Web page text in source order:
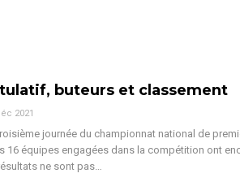
buteurs et classement
2021
journée du championnat national de
16 équipes engagées dans la compétition ont
ne sont pas…